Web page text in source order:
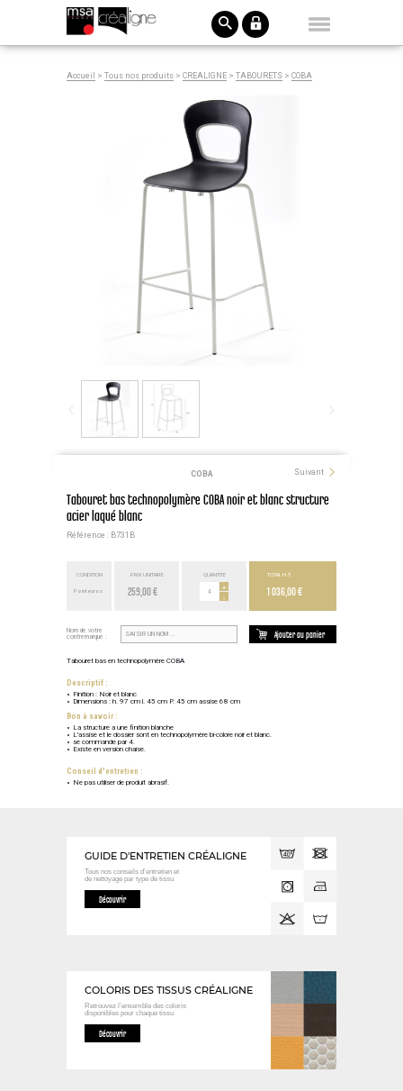
Accueil > Tous nos produits > CREALIGNE > TABOURETS > COBA
COBA Suivant
Tabouret bas technopolymère COBA noir et blanc structure
acier laqué blanc
Référence : B731B
CONDITION
Point euros
PRIX UNITAIRE
259,00 €
QUANTITÉ
+
-
TOTAL H.T.
1 036,00 €
Nom de votre
contremarque :
Ajouter au panier
Tabouret bas en technopolymère COBA
Descriptif :
Finition : Noir et blanc
Dimensions : h. 97 cm l. 45 cm P. 45 cm assise 68 cm
Bon à savoir :
La structure a une finition blanche
L'assise et le dossier sont en technopolymère bi-colore noir et blanc.
se commande par 4.
Existe en version chaise.
Conseil d'entretien :
Ne pas utiliser de produit abrasif.
GUIDE D'ENTRETIEN CRÉALIGNE
Tous nos conseils d’entretien et
de nettoyage par type de tissu
Découvrir
COLORIS DES TISSUS CRÉALIGNE
Retrouvez l’ensemble des coloris
disponibles pour chaque tissu
Découvrir